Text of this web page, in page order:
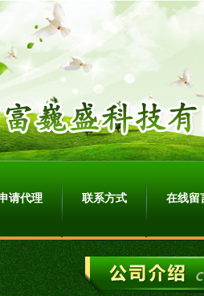
请代理 联系方式 在线留